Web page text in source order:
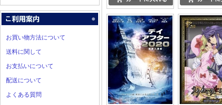
お買い物方法について
送料に関して
お支払いについて
配送について
よくある質問